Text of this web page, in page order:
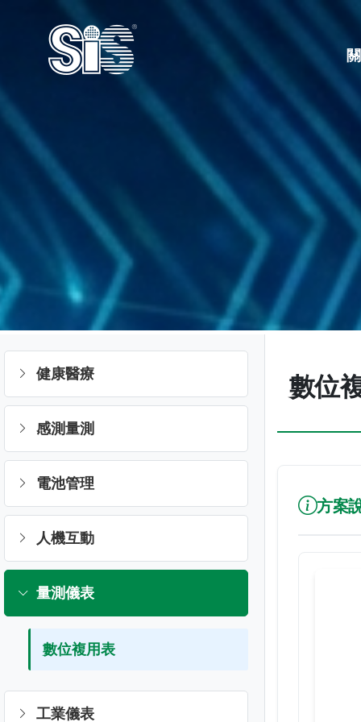
健康醫療
感測量測
電池管理
人機互動
量測儀表
數位複用表
工業儀表
數位
方案